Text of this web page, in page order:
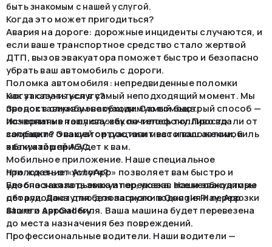
быть знакомым с нашей услугой.
Когда это может пригодиться?
Авария на дороге: дорожные инциденты случаются, и
если ваше транспортное средство стало жертвой
ДТП, вызов эвакуатора поможет быстро и безопасно
убрать ваш автомобиль с дороги.
Поломка автомобиля: непредвиденные поломки
могут случиться в самый неподходящий момент. Мы
предоставим вам необходимую помощь.
Исчерпание топлива: закончилось топливо вдали от
заправки? Эвакуатор доставит вас и ваш автомобиль
к ближайшей АЗС.
Как заказать услугу?
Звонок в службу эвакуации. Самый быстрый способ —
позвонить в нашу службу по телефону. Просто
сообщите о вашей ситуации и местоположении, и
эвакуатор прибудет к вам.
Мобильное приложение. Наше специальное
приложение «AvtoApp» позволяет вам быстро и
удобно заказать эвакуатор, указав все необходимые
детали. Доступно для загрузки в Google Play, App
Store и AppGallery.
Что ждать от услуги?
Безопасная подъемка и перевозка. Наши эвакуаторы
оборудованы для безопасного поднятия и перевозки
вашего автомобиля. Ваша машина будет перевезена
до места назначения без повреждений.
Профессиональные водители. Наши водители —